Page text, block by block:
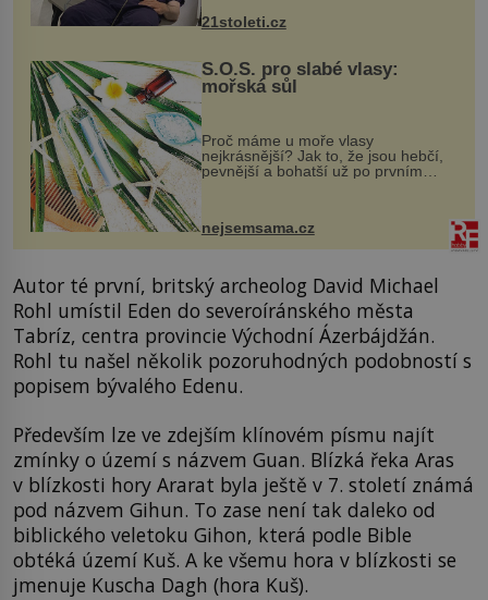
k dostatečně přesnému zacílení ...
21stoleti.cz
S.O.S. pro slabé vlasy:
mořská sůl
Proč máme u moře vlasy
nejkrásnější? Jak to, že jsou hebčí,
pevnější a bohatší už po prvním
vlasy. ...
nejsemsama.cz
Autor té první, britský archeolog David Michael
Rohl umístil Eden do severoíránského města
Tabríz, centra provincie Východní Ázerbájdžán.
Rohl tu našel několik pozoruhodných podobností s
popisem bývalého Edenu.
Především lze ve zdejším klínovém písmu najít
zmínky o území s názvem Guan. Blízká řeka Aras
v blízkosti hory Ararat byla ještě v 7. století známá
pod názvem Gihun. To zase není tak daleko od
biblického veletoku Gihon, která podle Bible
obtéká území Kuš. A ke všemu hora v blízkosti se
jmenuje Kuscha Dagh (hora Kuš).